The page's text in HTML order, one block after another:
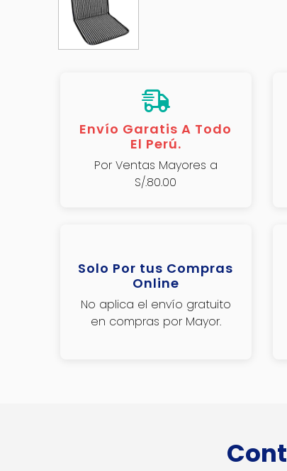
Envío Garatis A Todo
El Perú.
Por Ventas Mayores a
S/.80.00
Solo Por tus Compras
Online
No aplica el envío gratuito
en compras por Mayor.